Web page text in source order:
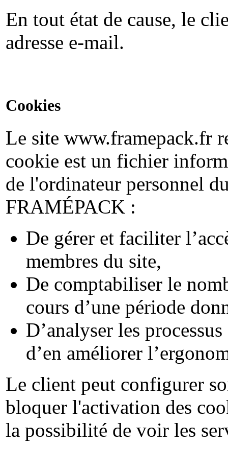
En tout état de cause, le
adresse e-mail.
Cookies
Le site www.framepack.fr
cookie est un fichier
de l'ordinateur personnel
FRAMÉPACK :
De gérer et faciliter
membres du site,
De comptabiliser le
cours d’une période
D’analyser les
d’en améliorer
Le client peut configurer
bloquer l'activation des
la possibilité de voir les